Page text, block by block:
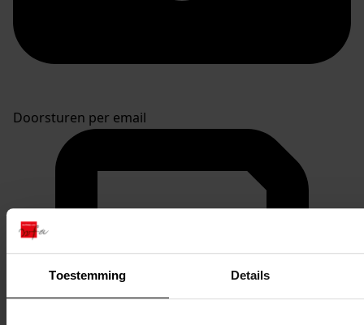
Toestemming Details
Doorsturen per email